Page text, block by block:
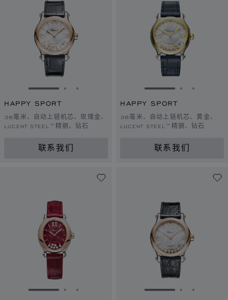
转到幻灯片 1转到幻灯片 2
转到幻灯片 3
HAPPY SPORT
36毫米、自动上链机芯、玫瑰金、
LUCENT STEEL™精钢、钻石
联系我们
转到幻灯片 1转到幻灯
转到幻
HAPPY SPORT
36毫米、自动上链机芯、黄金、
LUCENT STEEL™精钢、钻石
联系我们
转到幻灯片 1转到幻灯片 2
转到幻灯片 3 转到幻灯片 1转到幻灯
转到幻